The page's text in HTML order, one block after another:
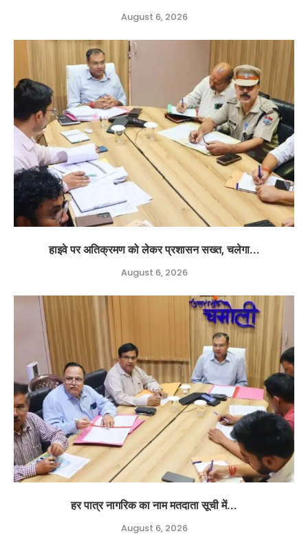
August 6, 2026
हाइवे पर अतिक्रमण को लेकर प्रशासन सख्त, चलेगा...
August 6, 2026
हर पात्र नागरिक का नाम मतदाता सूची में...
August 6, 2026